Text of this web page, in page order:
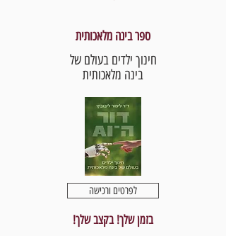
ספר בינה מלאכותית
חינוך ילדים בעולם של
בינה מלאכותית
לפרטים ורכישה
בזמן שלך! בקצב שלך!